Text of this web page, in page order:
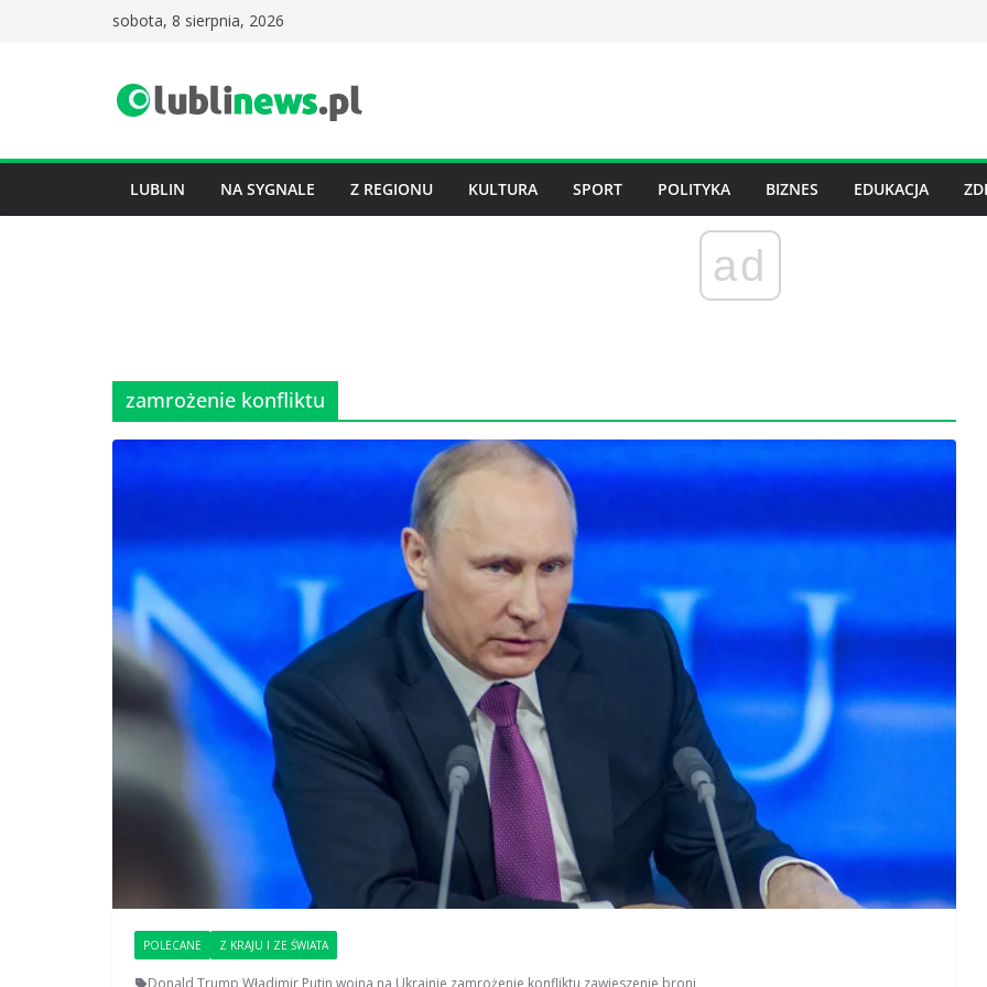
sobota, 8 sierpnia, 2026
LUBLIN NA SYGNALE Z REGIONU KULTURA SPORT POLITYKA BIZNES EDUKACJA
ad
zamrożenie konfliktu
POLECANE Z KRAJU I ZE ŚWIATA